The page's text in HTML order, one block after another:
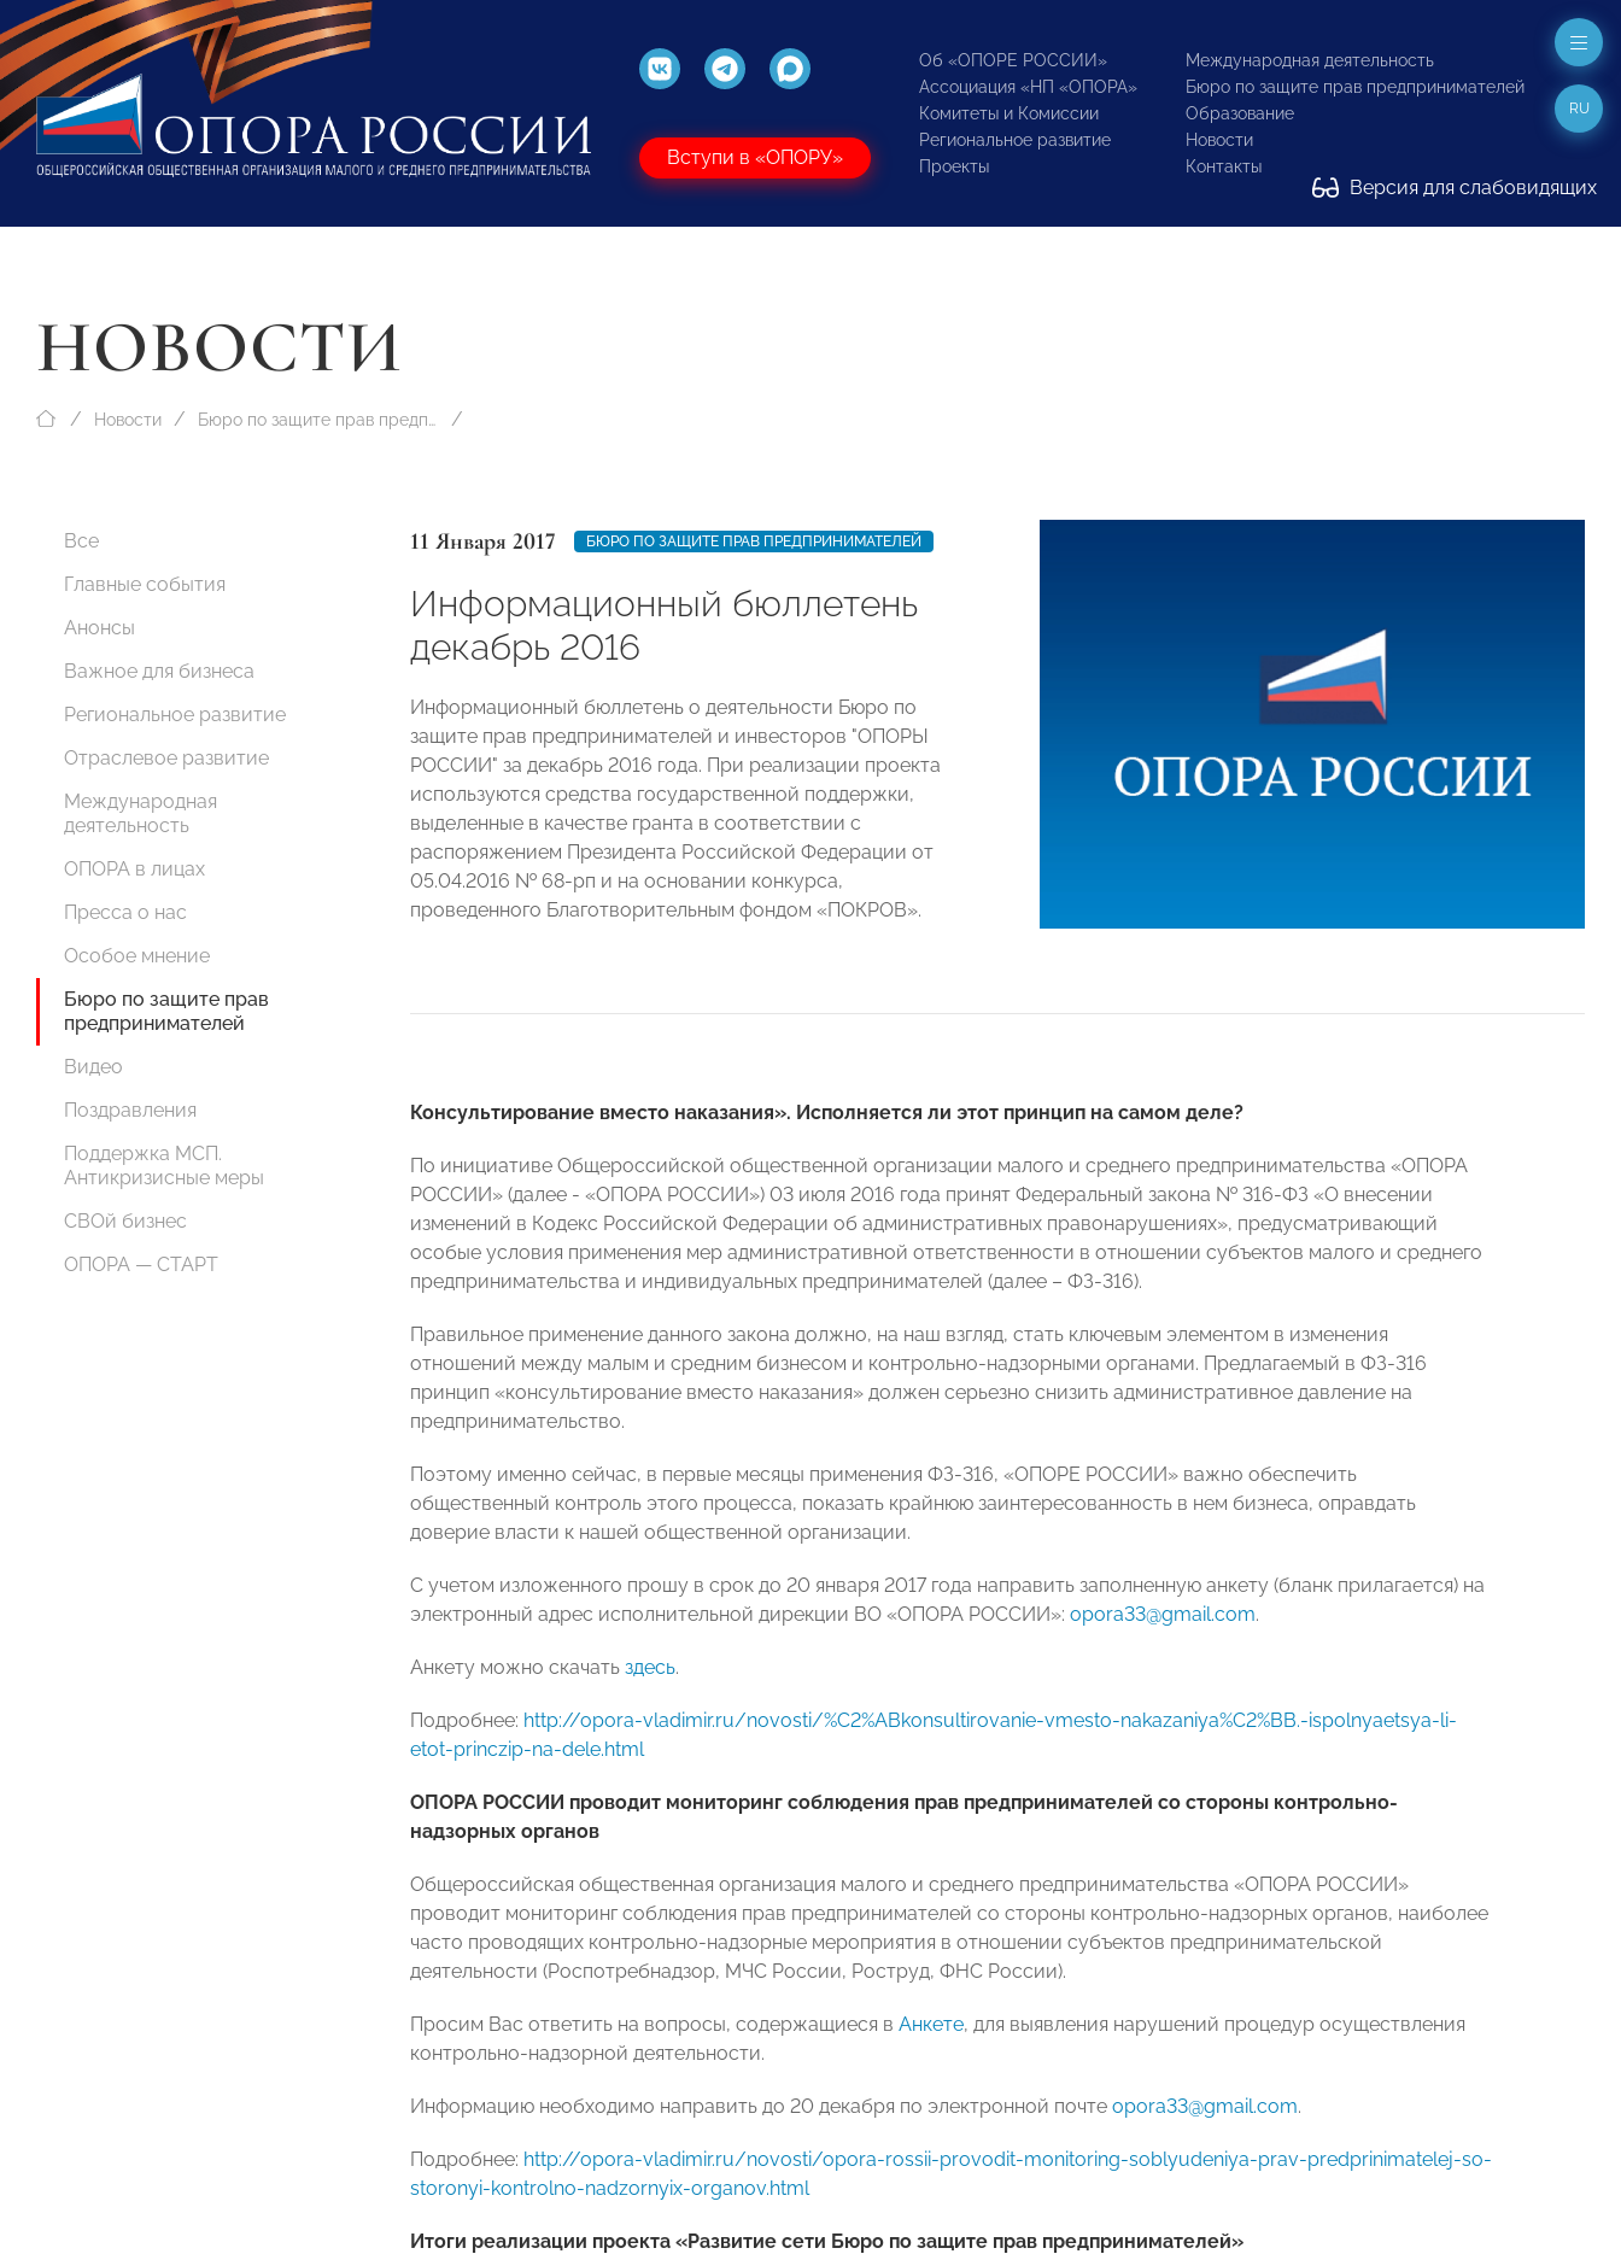
Вступи в «ОПОРУ»
Об «ОПОРЕ РОССИИ»
Ассоциация «НП «ОПОРА»
Комитеты и Комиссии
Региональное развитие
Проекты
Международная деятельность
Бюро по защите прав предпринимателей
Образование
Новости
Контакты
Версия для слабовидящих
RU
НОВОСТИ
Новости Бюро по защите прав предпринимателей
Все
Главные события
Анонсы
Важное для бизнеса
Региональное развитие
Отраслевое развитие
Международная
деятельность
ОПОРА в лицах
Пресса о нас
Особое мнение
Бюро по защите прав
предпринимателей
Видео
Поздравления
Поддержка МСП.
Антикризисные меры
СВОй бизнес
ОПОРА — СТАРТ
11 Января 2017 БЮРО ПО ЗАЩИТЕ ПРАВ ПРЕДПРИНИМАТЕЛЕЙ
Информационный бюллетень
декабрь 2016
Информационный бюллетень о деятельности Бюро по
защите прав предпринимателей и инвесторов "ОПОРЫ
РОССИИ" за декабрь 2016 года. При реализации проекта
используются средства государственной поддержки,
выделенные в качестве гранта в соответствии с
распоряжением Президента Российской Федерации от
05.04.2016 № 68-рп и на основании конкурса,
проведенного Благотворительным фондом «ПОКРОВ».
Консультирование вместо наказания». Исполняется ли этот принцип на самом деле?
По инициативе Общероссийской общественной организации малого и среднего предпринимательства «ОПОРА
РОССИИ» (далее - «ОПОРА РОССИИ») 03 июля 2016 года принят Федеральный закона № 316-ФЗ «О внесении
изменений в Кодекс Российской Федерации об административных правонарушениях», предусматривающий
особые условия применения мер административной ответственности в отношении субъектов малого и среднего
предпринимательства и индивидуальных предпринимателей (далее – ФЗ-316).
Правильное применение данного закона должно, на наш взгляд, стать ключевым элементом в изменения
отношений между малым и средним бизнесом и контрольно-надзорными органами. Предлагаемый в ФЗ-316
принцип «консультирование вместо наказания» должен серьезно снизить административное давление на
предпринимательство.
Поэтому именно сейчас, в первые месяцы применения ФЗ-316, «ОПОРЕ РОССИИ» важно обеспечить
общественный контроль этого процесса, показать крайнюю заинтересованность в нем бизнеса, оправдать
доверие власти к нашей общественной организации.
С учетом изложенного прошу в срок до 20 января 2017 года направить заполненную анкету (бланк прилагается) на
электронный адрес исполнительной дирекции ВО «ОПОРА РОССИИ»: opora33@gmail.com.
Анкету можно скачать здесь.
Подробнее: http://opora-vladimir.ru/novosti/%C2%ABkonsultirovanie-vmesto-nakazaniya%C2%BB.-ispolnyaetsya-li-
etot-princzip-na-dele.html
ОПОРА РОССИИ проводит мониторинг соблюдения прав предпринимателей со стороны контрольно-
надзорных органов
Общероссийская общественная организация малого и среднего предпринимательства «ОПОРА РОССИИ»
проводит мониторинг соблюдения прав предпринимателей со стороны контрольно-надзорных органов, наиболее
часто проводящих контрольно-надзорные мероприятия в отношении субъектов предпринимательской
деятельности (Роспотребнадзор, МЧС России, Роструд, ФНС России).
Просим Вас ответить на вопросы, содержащиеся в Анкете, для выявления нарушений процедур осуществления
контрольно-надзорной деятельности.
Информацию необходимо направить до 20 декабря по электронной почте opora33@gmail.com.
Подробнее: http://opora-vladimir.ru/novosti/opora-rossii-provodit-monitoring-soblyudeniya-prav-predprinimatelej-so-
storonyi-kontrolno-nadzornyix-organov.html
Итоги реализации проекта «Развитие сети Бюро по защите прав предпринимателей»